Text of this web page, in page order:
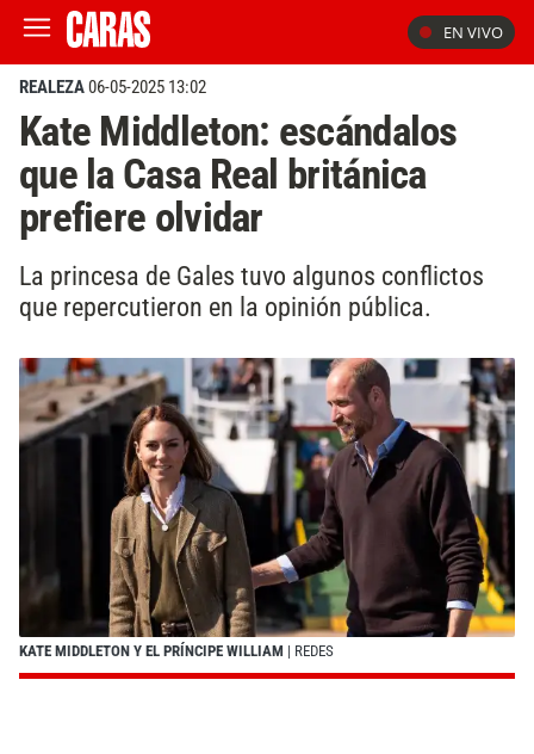
EN VIVO
REALEZA06-05-2025 13:02
Kate Middleton: escándalos
que la Casa Real británica
prefiere olvidar
La princesa de Gales tuvo algunos conflictos
que repercutieron en la opinión pública.
KATE MIDDLETON Y EL PRÍNCIPE WILLIAM | REDES